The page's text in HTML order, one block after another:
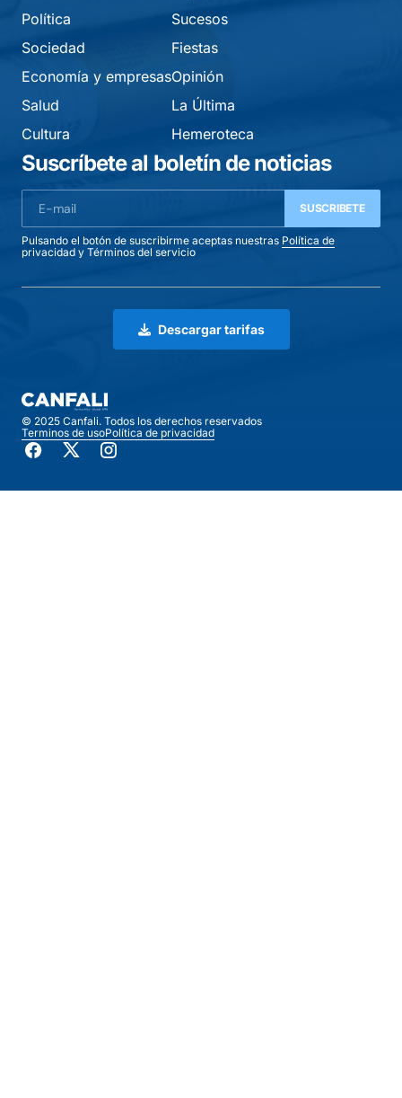
Política
Sociedad
Economía y empresas
Salud
Cultura
Sucesos
Fiestas
Opinión
La Última
Hemeroteca
Suscríbete al boletín de noticias
SUSCRIBETE
Pulsando el botón de suscribirme aceptas nuestras Política de
privacidad y Términos del servicio
Descargar tarifas
© 2025 Canfali. Todos los derechos reservados
Terminos de usoPolítica de privacidad